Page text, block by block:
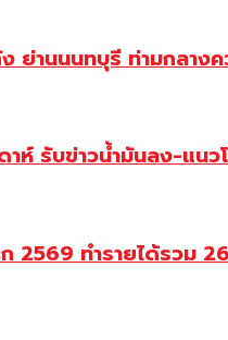
านนนทบุรี ท่ามกลาง
ห์ รับข่าวน้ำมันลง-แน
ทำรายได้รวม